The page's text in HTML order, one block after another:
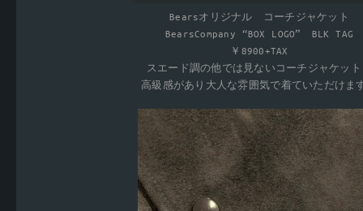
Bearsオリジナル コーチジャケット
BearsCompany “BOX LOGO” BLK TAG
￥8900+TAX
スエード調の他では見ないコーチジャケッ
高級感があり大人な雰囲気で着ていただけま